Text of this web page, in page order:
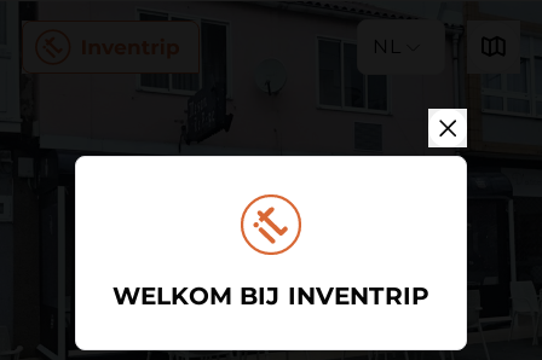
NL
WELKOM BIJ INVENTRIP